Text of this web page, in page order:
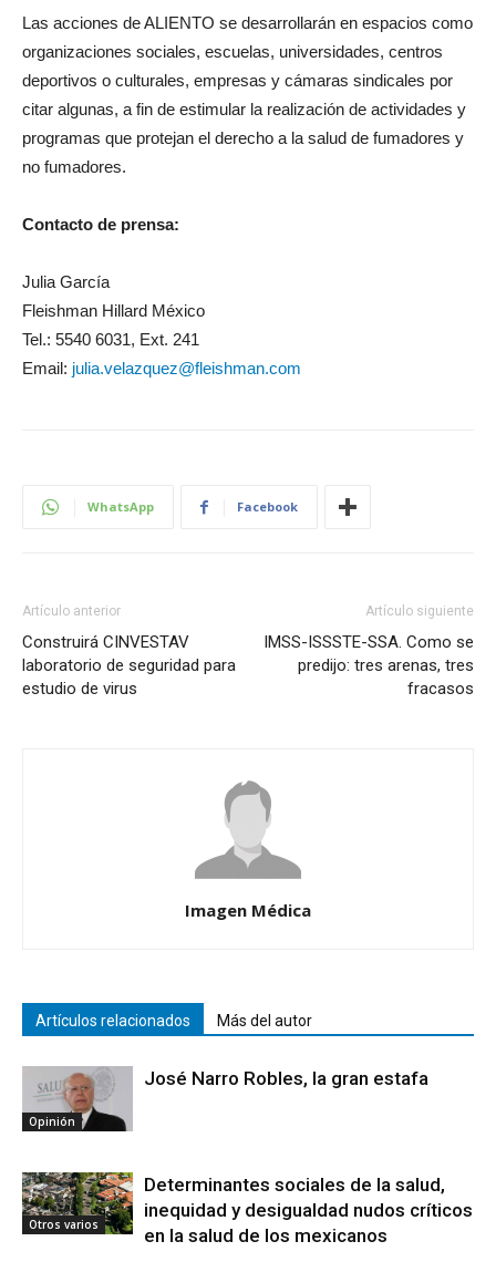
Las acciones de ALIENTO se desarrollarán en espacios como
organizaciones sociales, escuelas, universidades, centros
deportivos o culturales, empresas y cámaras sindicales por
citar algunas, a fin de estimular la realización de actividades y
programas que protejan el derecho a la salud de fumadores y
no fumadores.
Contacto de prensa:
Julia García
Fleishman Hillard México
Tel.: 5540 6031, Ext. 241
Email: julia.velazquez@fleishman.com
WhatsApp Facebook
Artículo anterior
Construirá CINVESTAV
laboratorio de seguridad para
estudio de virus
Artículo siguiente
IMSS-ISSSTE-SSA. Como se
predijo: tres arenas, tres
fracasos
Imagen Médica
Artículos relacionados Más del autor
Opinión
José Narro Robles, la gran estafa
Otros varios
Determinantes sociales de la salud,
inequidad y desigualdad nudos críticos
en la salud de los mexicanos